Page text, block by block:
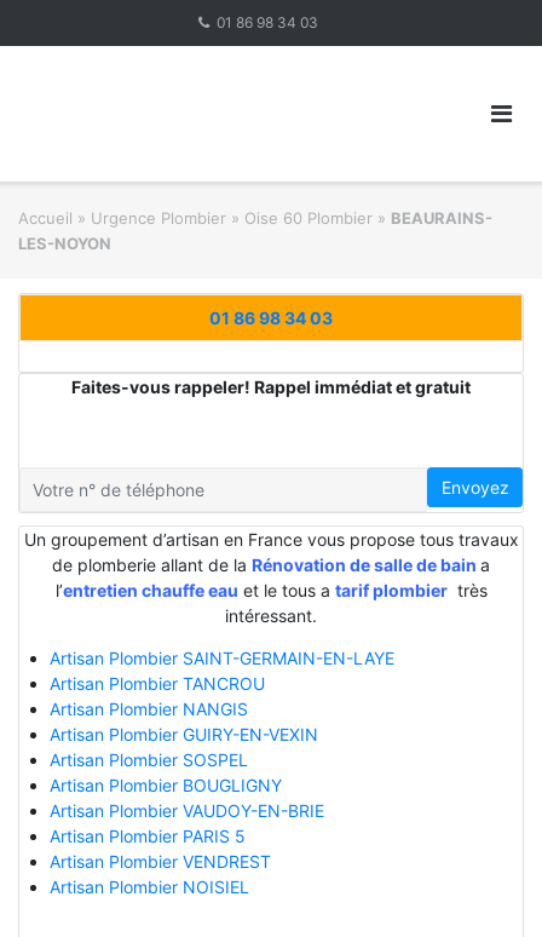
01 86 98 34 03
Accueil » Urgence Plombier » Oise 60 Plombier » BEAURAINS-
LES-NOYON
01 86 98 34 03
Faites-vous rappeler! Rappel immédiat et gratuit
Envoyez
Un groupement d’artisan en France vous propose tous travaux
de plomberie allant de la Rénovation de salle de bain a
l’entretien chauffe eau et le tous a tarif plombiertrès
intéressant.
Artisan Plombier SAINT-GERMAIN-EN-LAYE
Artisan Plombier TANCROU
Artisan Plombier NANGIS
Artisan Plombier GUIRY-EN-VEXIN
Artisan Plombier SOSPEL
Artisan Plombier BOUGLIGNY
Artisan Plombier VAUDOY-EN-BRIE
Artisan Plombier PARIS 5
Artisan Plombier VENDREST
Artisan Plombier NOISIEL